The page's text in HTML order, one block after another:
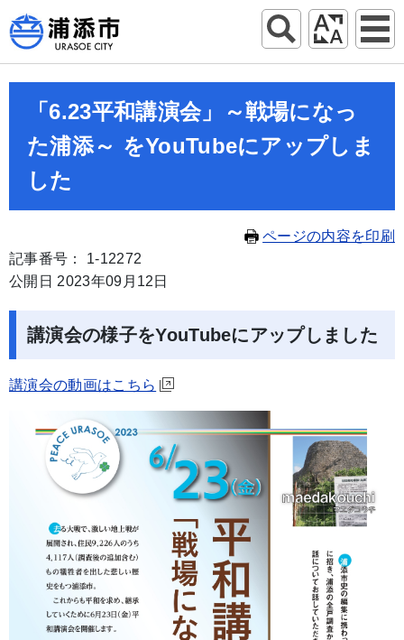
「6.23平和講演会」～戦場になっ
た浦添～ をYouTubeにアップしま
した
ページの内容を印刷
記事番号： 1-12272
公開日 2023年09月12日
講演会の様子をYouTubeにアップしました
講演会の動画はこちら